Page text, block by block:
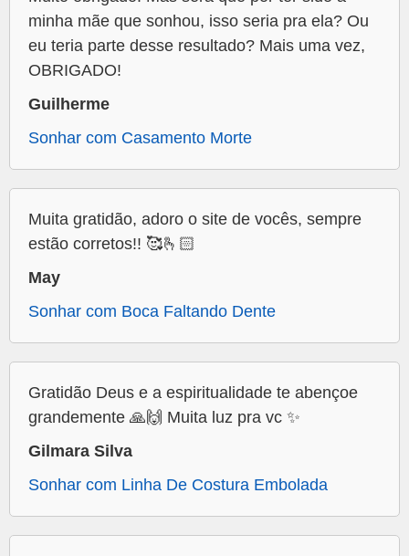
minha mãe que sonhou, isso seria pra ela? Ou
eu teria parte desse resultado? Mais uma vez,
OBRIGADO!
Guilherme
Sonhar com Casamento Morte
Muita gratidão, adoro o site de vocês, sempre
estão corretos!! 🥰🫰🏻
May
Sonhar com Boca Faltando Dente
Gratidão Deus e a espiritualidade te abençoe
grandemente 🙏🙌 Muita luz pra vc ✨
Gilmara Silva
Sonhar com Linha De Costura Embolada